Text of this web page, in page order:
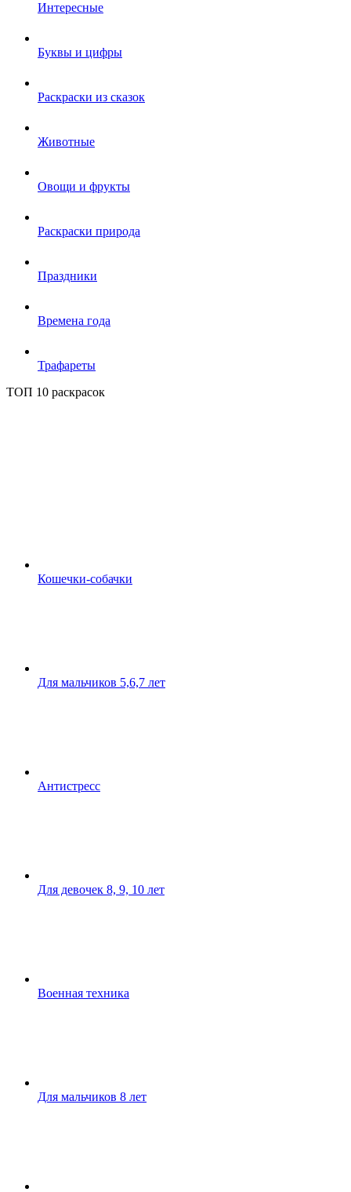
Интересные
Буквы и цифры
Раскраски из сказок
Животные
Овощи и фрукты
Раскраски природа
Праздники
Времена года
Трафареты
ТОП 10 раскрасок
Кошечки-собачки
Для мальчиков 5,6,7 лет
Антистресс
Для девочек 8, 9, 10 лет
Военная техника
Для мальчиков 8 лет